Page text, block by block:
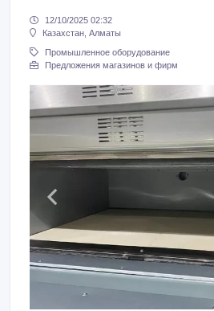
12/10/2025 02:32
Казахстан, Алматы
Промышленное оборудование
Предложения магазинов и фирм